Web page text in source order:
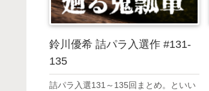
鈴川優希 詰パラ入選作 #131-
135
詰パラ入選131～135回まとめ。といい